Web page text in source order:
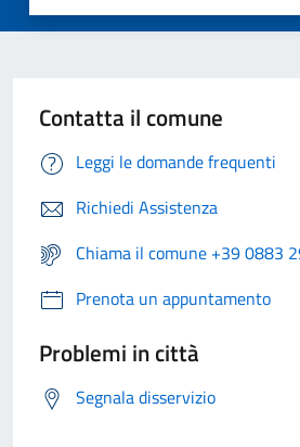
Contatta il comune
Leggi le domande frequenti
Richiedi Assistenza
Chiama il comune +39 0883
Prenota un appuntamento
Problemi in città
Segnala disservizio